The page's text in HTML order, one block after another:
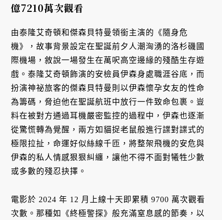
億7210萬次觀看
由泰隆艾奇頓和傑森貝特曼領銜主演的《隨身危
機》，故事背景設定在聖誕前夕人潮洶湧的洛杉磯國
際機場，敘說一場發生在萬呎高空邊緣的殘酷生存遊
戲。泰隆艾奇頓飾演的安檢員伊森身處職涯谷底，而
扮演神祕旅客的傑森貝特曼則以伊森懷孕女友的性命
為籌碼，脅迫他在聖誕航班中放行一件致命包裹。豈
料在被對方通過耳機嚴密監控的過程中，伊森也逐漸
從驚慌轉為覺醒，兩方如貓捉老鼠般進行諜對諜式的
極限拉扯，命運好似絲線千匝，將整架飛機的安危與
伊森的私人情感狠狠糾纏，讓他不得不面對犧牲少數
或多數的殘忍抉擇。
電影於 2024 年 12 月上線十天即累積 9700 萬次觀看
次數。那種如《終極警探》般充滿窒息感的節奏，以